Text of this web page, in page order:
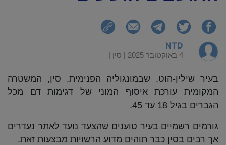
NTD
4 באוקטובר 2025 | | סין
בעיר שילין-הוט, שבמונגוליה הפנימית, סין, המשטרה
המקומית עורכת איסוף המוני של דגימות דם מכל
הגברים בגיל 18 עד 45.
גורמים רשמיים בעיר טוענים שהצעד נועד לאתר נעדרים
אך רבים בסין כבר תוהים מדוע הרשויות מבצעות זאת.